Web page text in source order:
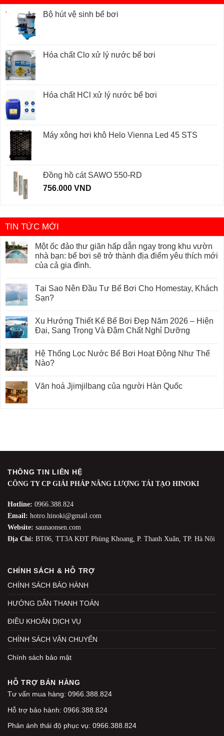
Bộ hút vệ sinh bể bơi
Hóa chất Clo xử lý nước bể bơi
Hóa chất HCl xử lý nước bể bơi
Máy xông hơi khô Helo Vienna Led 45 STS
Đồng hồ cát SAWO 550-RD
756.000 VND
TIN TỨC MỚI
Một ốc đảo thư giãn hấp dẫn ngay trong khu vườn
nhà bạn: bể bơi sẽ trở thành địa điểm yêu thích mới
của cả gia đình.
Tại Sao Nên Đầu Tư Bể Bơi Cho Homestay, Khách
Sạn?
Xu Hướng Thiết Kế Bể Bơi Đẹp Năm 2026 – Hiện
Đại, Sang Trọng Và Đậm Chất Nghỉ Dưỡng
Hệ Thống Lọc Nước Bể Bơi Hoạt Động Như Thế
Nào?
Văn hoá Jjimjilbang của người Hàn Quốc
THÔNG TIN LIÊN HỆ
CÔNG TY CP GIẢI PHÁP NĂNG LƯỢNG TÁI TẠO HINOKI
Hotline: 0966.388.824
Email: hotro.hinoki@gmail.com
Website: saunaonsen.com
Địa Chỉ: BT06, TT3A KĐT Phùng Khoang, P. Thanh Xuân, TP. Hà Nội
CHÍNH SÁCH & HỖ TRỢ
CHÍNH SÁCH BẢO HÀNH
HƯỚNG DẪN THANH TOÁN
ĐIỀU KHOẢN DỊCH VỤ
CHÍNH SÁCH VẬN CHUYỂN
Chính sách bảo mật
HỖ TRỢ BÁN HÀNG
Tư vấn mua hàng: 0966.388.824
Hỗ trợ bảo hành: 0966.388.824
Phản ánh thái độ phục vụ: 0966.388.824